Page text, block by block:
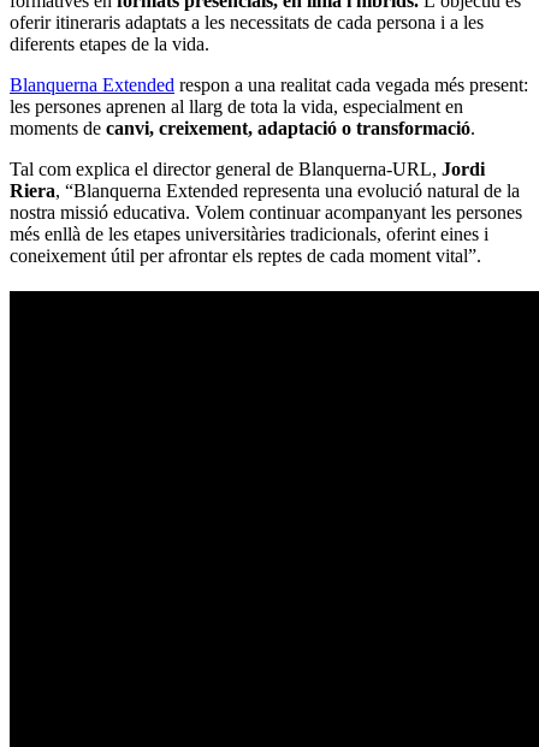
oferir itineraris adaptats a les necessitats de cada persona i a les
diferents etapes de la vida.
Blanquerna Extended respon a una realitat cada vegada més present:
les persones aprenen al llarg de tota la vida, especialment en
moments de canvi, creixement, adaptació o transformació.
Tal com explica el director general de Blanquerna-URL, Jordi
Riera, “Blanquerna Extended representa una evolució natural de la
nostra missió educativa. Volem continuar acompanyant les persones
més enllà de les etapes universitàries tradicionals, oferint eines i
coneixement útil per afrontar els reptes de cada moment vital”.